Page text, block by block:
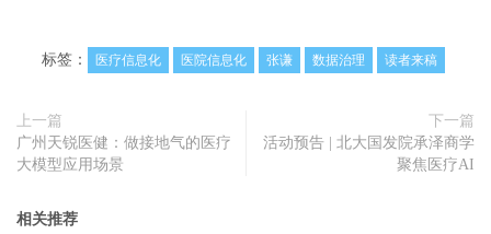
标签： 医疗信息化 医院信息化 张谦 数据治理 读者来稿
上一篇
广州天锐医健：做接地气的医疗
大模型应用场景
下一篇
活动预告 | 北大国发院承泽商学
聚焦医疗AI
相关推荐